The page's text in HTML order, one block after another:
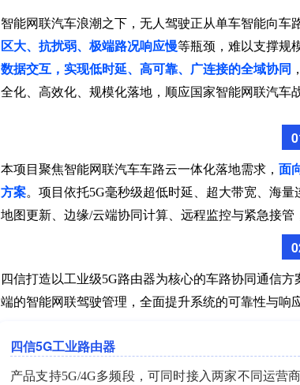
智能网联汽车浪潮之下，无人驾驶正从单车智能向车
区大、抗扰弱、极端路况响应慢等瓶颈，难以支撑规
数据交互，实现低时延、高可靠、广连接的全域协同
全化、高效化、规模化落地，顺应国家智能网联汽车
本项目聚焦智能网联汽车车路云一体化落地需求， 面
方案。项目依托5G毫秒级超低时延、超大带宽、海
地图更新、边缘/云端协同计算、远程监控与紧急接管
四信打造以工业级5G路由器为核心的车路协同通信
端的智能网联驾驶管理，全面提升系统的可靠性与响
四信5G工业路由器
产品支持5G/4G多频段，可同时接入两家不同运营